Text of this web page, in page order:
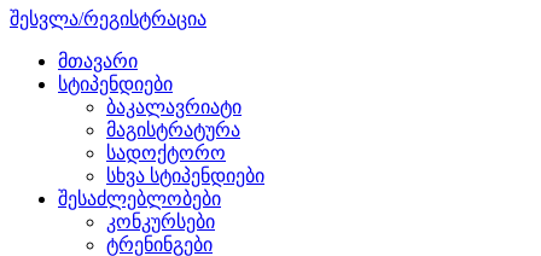
შესვლა/რეგისტრაცია
მთავარი
სტიპენდიები
ბაკალავრიატი
მაგისტრატურა
სადოქტორო
სხვა სტიპენდიები
შესაძლებლობები
კონკურსები
ტრენინგები